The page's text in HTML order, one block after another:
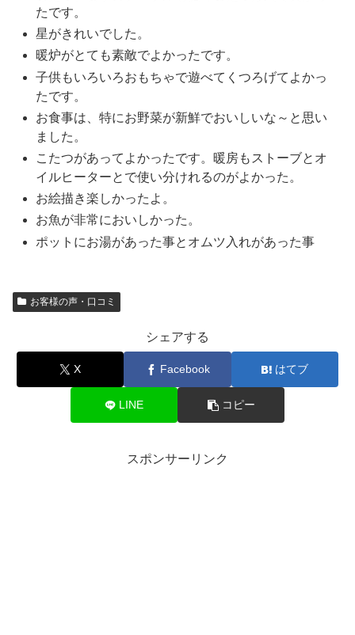
たです。
星がきれいでした。
暖炉がとても素敵でよかったです。
子供もいろいろおもちゃで遊べてくつろげてよかっ
たです。
お食事は、特にお野菜が新鮮でおいしいな～と思い
ました。
こたつがあってよかったです。暖房もストーブとオ
イルヒーターとで使い分けれるのがよかった。
お絵描き楽しかったよ。
お魚が非常においしかった。
ポットにお湯があった事とオムツ入れがあった事
お客様の声・口コミ
シェアする
X Facebook はてブ
LINE コピー
スポンサーリンク